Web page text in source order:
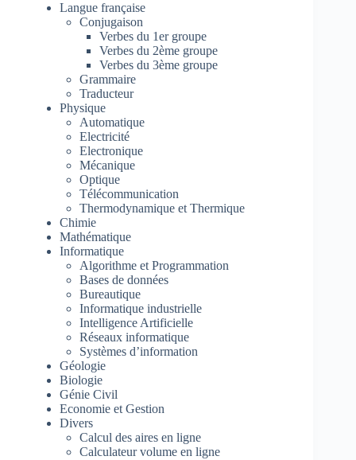
Langue française
Conjugaison
Verbes du 1er groupe
Verbes du 2ème groupe
Verbes du 3ème groupe
Grammaire
Traducteur
Physique
Automatique
Electricité
Electronique
Mécanique
Optique
Télécommunication
Thermodynamique et Thermique
Chimie
Mathématique
Informatique
Algorithme et Programmation
Bases de données
Bureautique
Informatique industrielle
Intelligence Artificielle
Réseaux informatique
Systèmes d’information
Géologie
Biologie
Génie Civil
Economie et Gestion
Divers
Calcul des aires en ligne
Calculateur volume en ligne